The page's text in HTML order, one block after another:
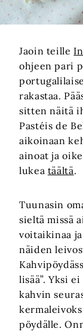
Jaoin teille
ohjeen pari
rakastaa.
sitten näitä
Pastéis de
aikoinaan
ainoat ja
lukea täältä.
Tuunasin
sieltä missä
voitaikinaa
näiden
lisää”. Yksi
kahvin
pöydälle.